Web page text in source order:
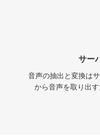
サー
音声の抽出と変換は
から音声を取り出